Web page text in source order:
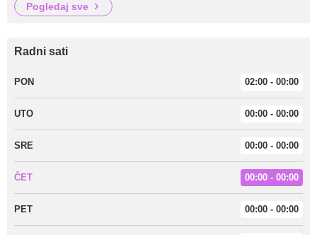
pogledaj sve
Radni sati
PON 02:00 - 00:00
UTO 00:00 - 00:00
SRE 00:00 - 00:00
ČET 00:00 - 00:00
PET 00:00 - 00:00